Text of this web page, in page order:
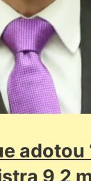
adotou
9,2